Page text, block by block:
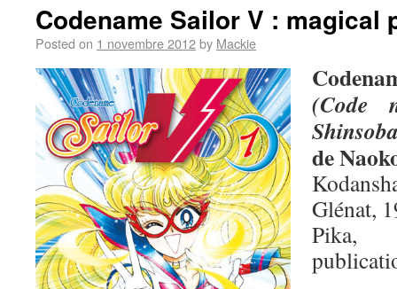
Codename Sailor V : magical
Posted on 1 novembre 2012by Mackie
(Code
de
Glénat,
Pika,